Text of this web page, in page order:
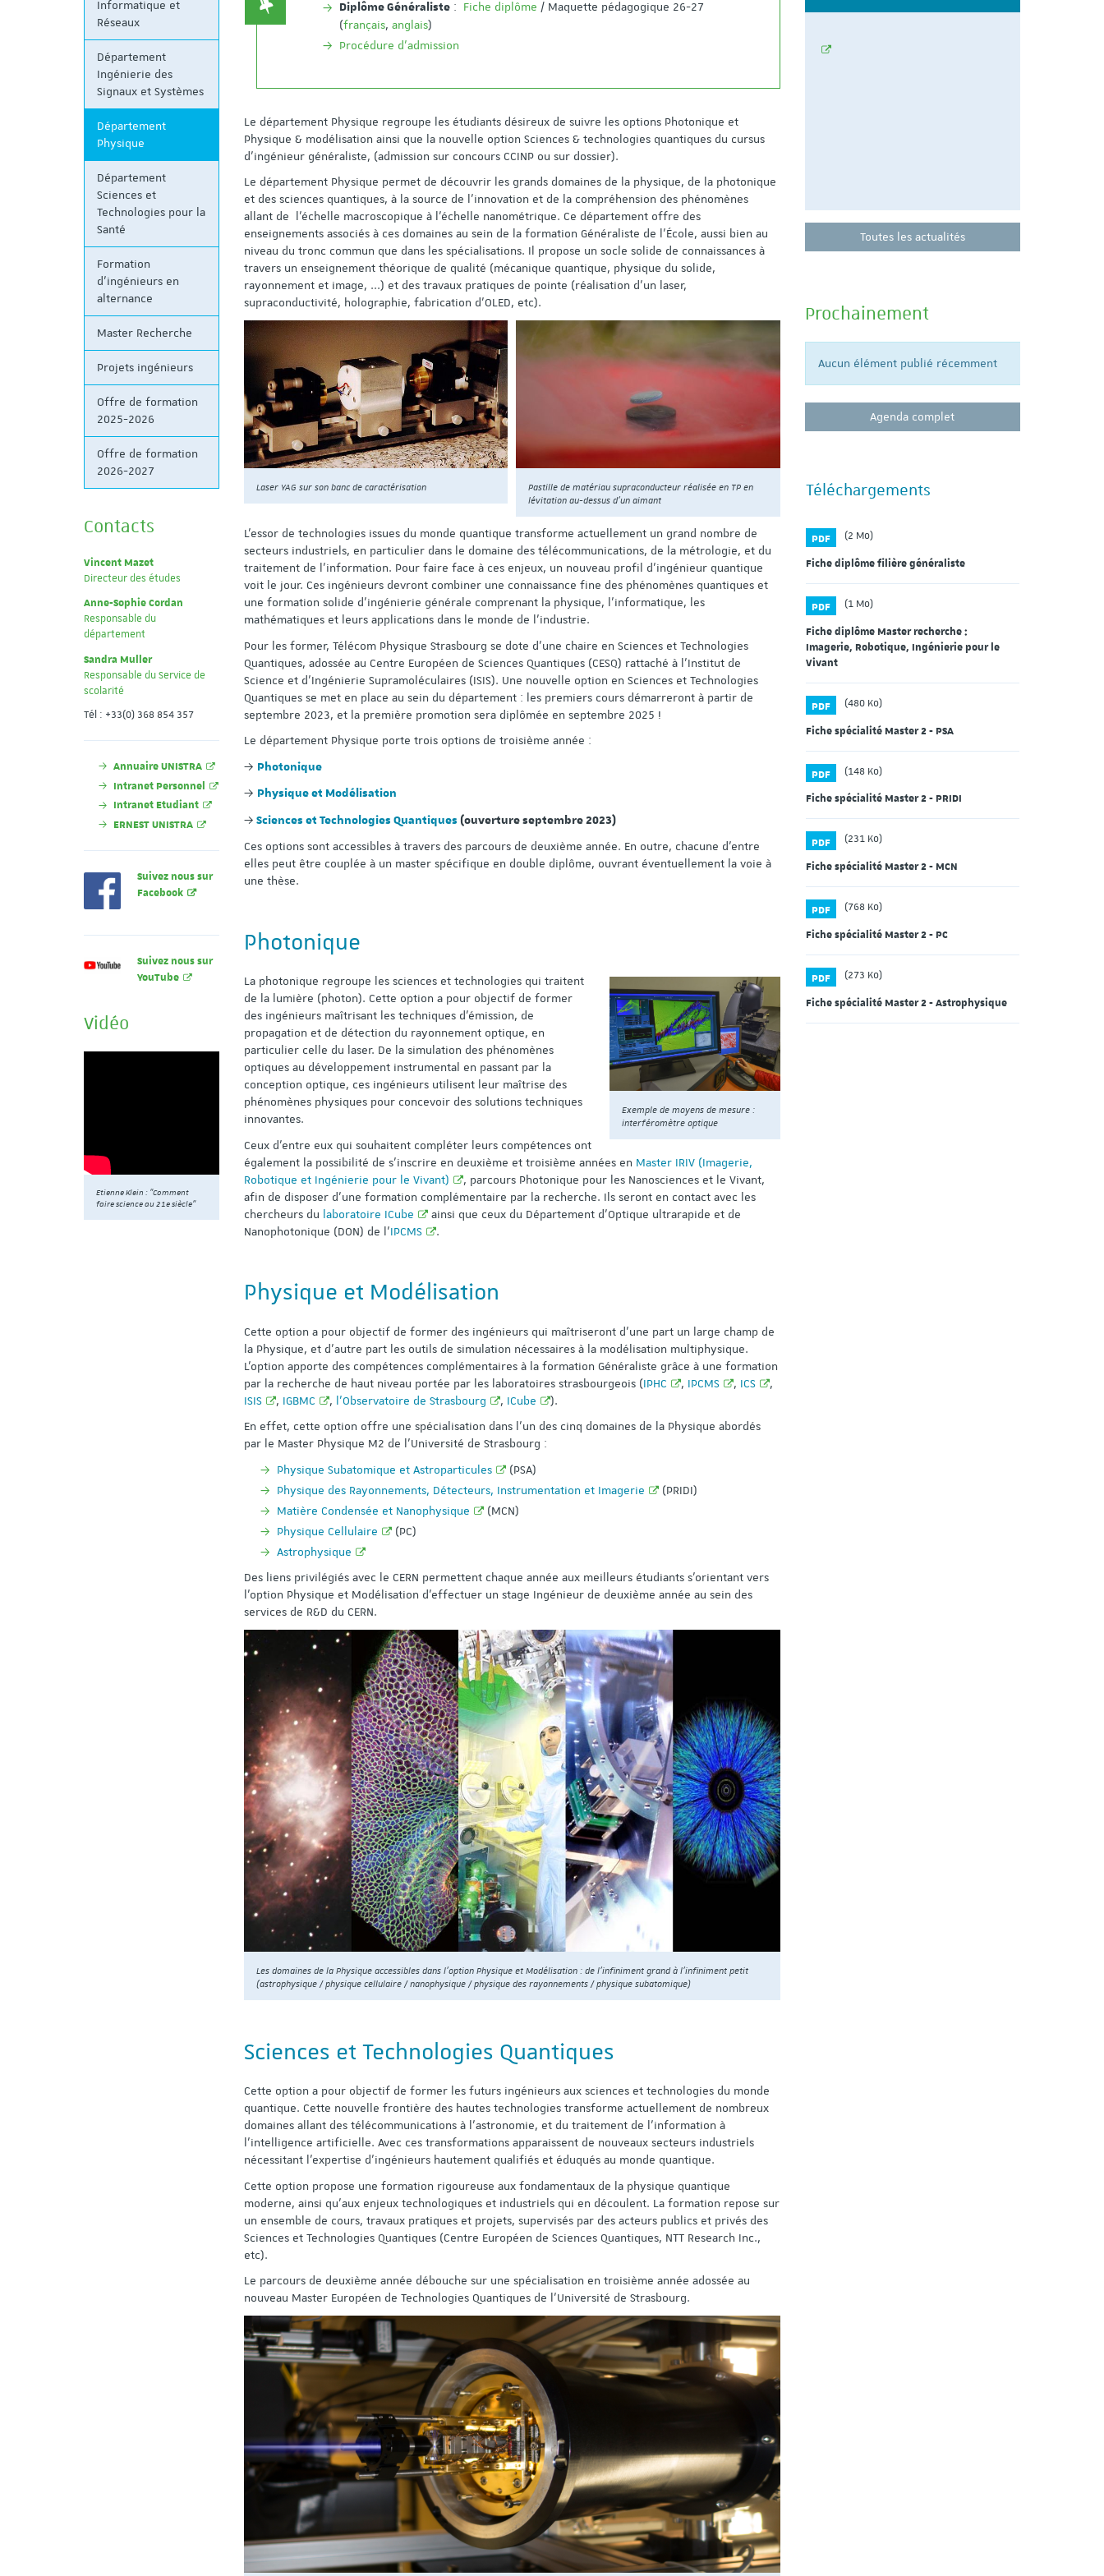
Informatique et
Réseaux
Département
Ingénierie des
Signaux et Systèmes
Département
Physique
Département
Sciences et
Technologies pour la
Santé
Formation
d'ingénieurs en
alternance
Master Recherche
Projets ingénieurs
Offre de formation
2025-2026
Offre de formation
2026-2027
Contacts
Vincent Mazet
Directeur des études
Anne-Sophie Cordan
Responsable du
département
Sandra Muller
Responsable du Service de
scolarité
Tél : +33(0) 368 854 357
Annuaire UNISTRA
Intranet Personnel
Intranet Etudiant
ERNEST UNISTRA
Suivez nous sur
Facebook
Suivez nous sur
YouTube
Vidéo
Etienne Klein : "Comment
faire science au 21e siècle"
Diplôme Généraliste: Fiche diplôme / Maquette pédagogique 26-27
(français, anglais)
Procédure d’admission
Le département Physique regroupe les étudiants désireux de suivre les options Photonique et
Physique & modélisation ainsi que la nouvelle option Sciences & technologies quantiques du cursus
d’ingénieur généraliste, (admission sur concours CCINP ou sur dossier).
Le département Physique permet de découvrir les grands domaines de la physique, de la photonique
et des sciences quantiques, à la source de l’innovation et de la compréhension des phénomènes
allant de l’échelle macroscopique à l’échelle nanométrique. Ce département offre des
enseignements associés à ces domaines au sein de la formation Généraliste de l’École, aussi bien au
niveau du tronc commun que dans les spécialisations. Il propose un socle solide de connaissances à
travers un enseignement théorique de qualité (mécanique quantique, physique du solide,
rayonnement et image, ...) et des travaux pratiques de pointe (réalisation d’un laser,
supraconductivité, holographie, fabrication d’OLED, etc).
Laser YAG sur son banc de caractérisation
Pastille de matériau supraconducteur réalisée en TP en
lévitation au-dessus d’un aimant
L'essor de technologies issues du monde quantique transforme actuellement un grand nombre de
secteurs industriels, en particulier dans le domaine des télécommunications, de la métrologie, et du
traitement de l’information. Pour faire face à ces enjeux, un nouveau profil d’ingénieur quantique
voit le jour. Ces ingénieurs devront combiner une connaissance fine des phénomènes quantiques et
une formation solide d’ingénierie générale comprenant la physique, l’informatique, les
mathématiques et leurs applications dans le monde de l’industrie.
Pour les former, Télécom Physique Strasbourg se dote d’une chaire en Sciences et Technologies
Quantiques, adossée au Centre Européen de Sciences Quantiques (CESQ) rattaché à l’Institut de
Science et d’Ingénierie Supramoléculaires (ISIS). Une nouvelle option en Sciences et Technologies
Quantiques se met en place au sein du département : les premiers cours démarreront à partir de
septembre 2023, et la première promotion sera diplômée en septembre 2025 !
Le département Physique porte trois options de troisième année :
→ Photonique
→ Physique et Modélisation
→ Sciences et Technologies Quantiques (ouverture septembre 2023)
Ces options sont accessibles à travers des parcours de deuxième année. En outre, chacune d’entre
elles peut être couplée à un master spécifique en double diplôme, ouvrant éventuellement la voie à
une thèse.
Photonique
Exemple de moyens de mesure :
interféromètre optique
La photonique regroupe les sciences et technologies qui traitent
de la lumière (photon). Cette option a pour objectif de former
des ingénieurs maîtrisant les techniques d’émission, de
propagation et de détection du rayonnement optique, en
particulier celle du laser. De la simulation des phénomènes
optiques au développement instrumental en passant par la
conception optique, ces ingénieurs utilisent leur maîtrise des
phénomènes physiques pour concevoir des solutions techniques
innovantes.
Ceux d’entre eux qui souhaitent compléter leurs compétences ont
également la possibilité de s’inscrire en deuxième et troisième années en Master IRIV (Imagerie,
Robotique et Ingénierie pour le Vivant)
, parcours Photonique pour les Nanosciences et le Vivant,
afin de disposer d’une formation complémentaire par la recherche. Ils seront en contact avec les
chercheurs du laboratoire ICube
ainsi que ceux du Département d’Optique ultrarapide et de
Nanophotonique (DON) de l’IPCMS .
Physique et Modélisation
Cette option a pour objectif de former des ingénieurs qui maîtriseront d’une part un large champ de
la Physique, et d’autre part les outils de simulation nécessaires à la modélisation multiphysique.
L’option apporte des compétences complémentaires à la formation Généraliste grâce à une formation
par la recherche de haut niveau portée par les laboratoires strasbourgeois (IPHC , IPCMS , ICS
,
ISIS
, IGBMC , l'Observatoire de Strasbourg , ICube
).
En effet, cette option offre une spécialisation dans l'un des cinq domaines de la Physique abordés
par le Master Physique M2 de l’Université de Strasbourg :
Physique Subatomique et Astroparticules
(PSA)
Physique des Rayonnements, Détecteurs, Instrumentation et Imagerie
(PRIDI)
Matière Condensée et Nanophysique
(MCN)
Physique Cellulaire
(PC)
Astrophysique
Des liens privilégiés avec le CERN permettent chaque année aux meilleurs étudiants s’orientant vers
l’option Physique et Modélisation d’effectuer un stage Ingénieur de deuxième année au sein des
services de R&D du CERN.
Les domaines de la Physique accessibles dans l'option Physique et Modélisation : de l’infiniment grand à l'infiniment petit
(astrophysique / physique cellulaire / nanophysique / physique des rayonnements / physique subatomique)
Sciences et Technologies Quantiques
Cette option a pour objectif de former les futurs ingénieurs aux sciences et technologies du monde
quantique. Cette nouvelle frontière des hautes technologies transforme actuellement de nombreux
domaines allant des télécommunications à l’astronomie, et du traitement de l’information à
l’intelligence artificielle. Avec ces transformations apparaissent de nouveaux secteurs industriels
nécessitant l’expertise d’ingénieurs hautement qualifiés et éduqués au monde quantique.
Cette option propose une formation rigoureuse aux fondamentaux de la physique quantique
moderne, ainsi qu’aux enjeux technologiques et industriels qui en découlent. La formation repose sur
un ensemble de cours, travaux pratiques et projets, supervisés par des acteurs publics et privés des
Sciences et Technologies Quantiques (Centre Européen de Sciences Quantiques, NTT Research Inc.,
etc).
Le parcours de deuxième année débouche sur une spécialisation en troisième année adossée au
nouveau Master Européen de Technologies Quantiques de l’Université de Strasbourg.
des enseignants-chercheurs
(session synchronisée 2024)
notre nouvelle vidéo de
Toutes les actualités
Prochainement
Aucun élément publié récemment
Agenda complet
Téléchargements
Fiche diplôme filière généraliste
PDF (2 Mo)
Fiche diplôme Master recherche :
Imagerie, Robotique, Ingénierie pour le
Vivant
PDF (1 Mo)
Fiche spécialité Master 2 - PSA
PDF (480 Ko)
Fiche spécialité Master 2 - PRIDI
PDF (148 Ko)
Fiche spécialité Master 2 - MCN
PDF (231 Ko)
Fiche spécialité Master 2 - PC
PDF (768 Ko)
Fiche spécialité Master 2 - Astrophysique
PDF (273 Ko)